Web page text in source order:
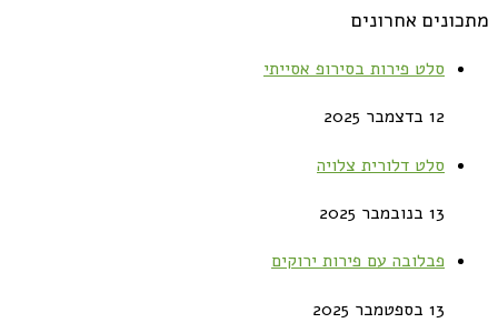
מתכונים אחרונים
סלט פירות בסירופ אסייתי
12 בדצמבר 2025
סלט דלורית צלויה
13 בנובמבר 2025
פבלובה עם פירות ירוקים
13 בספטמבר 2025